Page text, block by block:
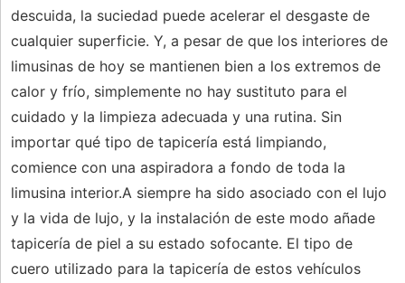
descuida, la suciedad puede acelerar el desgaste de
cualquier superficie. Y, a pesar de que los interiores de
limusinas de hoy se mantienen bien a los extremos de
calor y frío, simplemente no hay sustituto para el
cuidado y la limpieza adecuada y una rutina. Sin
importar qué tipo de tapicería está limpiando,
comience con una aspiradora a fondo de toda la
limusina interior.A siempre ha sido asociado con el lujo
y la vida de lujo, y la instalación de este modo añade
tapicería de piel a su estado sofocante. El tipo de
cuero utilizado para la tapicería de estos vehículos